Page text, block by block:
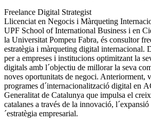
Freelance Digital Strategist
Llicenciat en Negocis i Màrqueting
UPF School of International Business i en
la Universitat Pompeu Fabra, és consultor
estratègia i màrqueting digital internacional.
per a empreses i institucions optimitzant la
digitals amb l´objectiu de millorar la seva
noves oportunitats de negoci. Anteriorment,
programes d´internacionalització digital en
Generalitat de Catalunya que impulsa el
catalanes a través de la innovació,
´estratègia empresarial.